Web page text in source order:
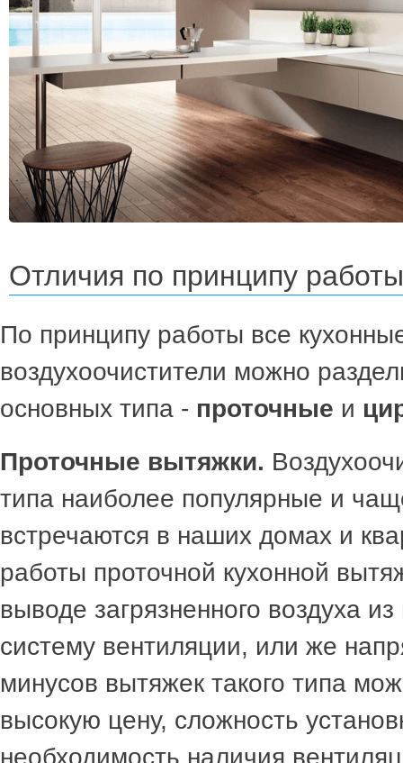
Отличия по принципу работы
По принципу работы все
воздухоочистители можно
основных типа - проточные и
Проточные вытяжки.
типа наиболее популярные и
встречаются в наших домах и
работы проточной кухонной
выводе загрязненного воздуха
систему вентиляции, или же
минусов вытяжек такого типа
высокую цену, сложность
необходимость наличия